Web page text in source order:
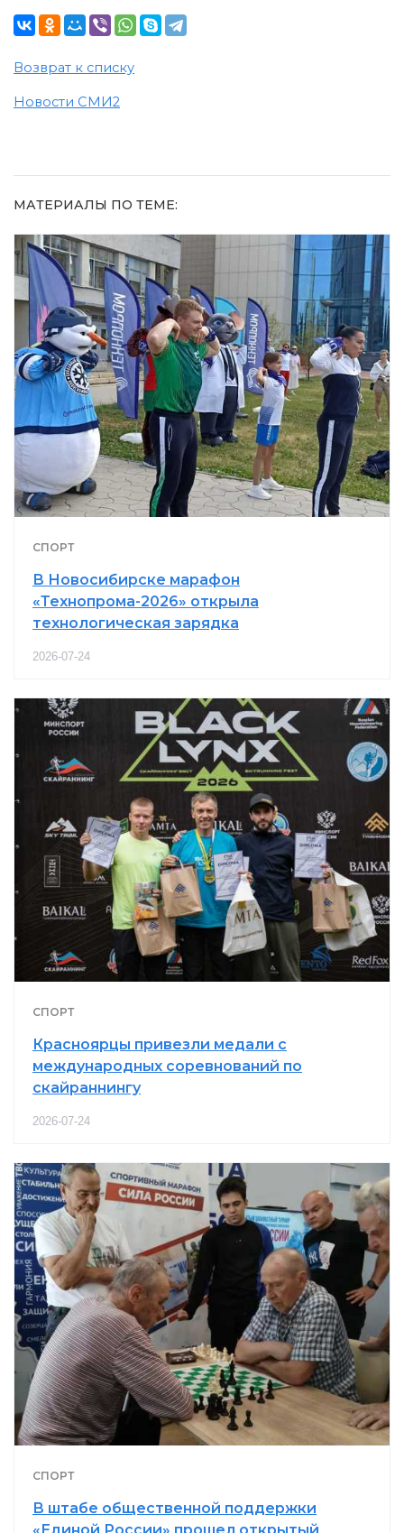
Возврат к списку
Новости СМИ2
МАТЕРИАЛЫ ПО ТЕМЕ:
СПОРТ
В Новосибирске марафон
«Технопрома-2026» открыла
технологическая зарядка
2026-07-24
СПОРТ
Красноярцы привезли медали с
международных соревнований по
скайраннингу
2026-07-24
СПОРТ
В штабе общественной поддержки